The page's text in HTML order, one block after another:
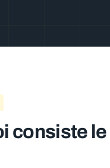
consiste